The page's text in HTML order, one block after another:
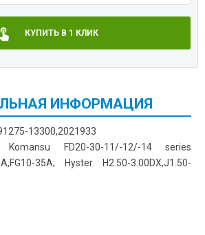
КУПИТЬ В 1 КЛИК
ИНФОРМАЦИЯ
13300,2021933
FD20-30-11/-12/-14 series
35A; Hyster H2.50-3.00DX,J1.50-